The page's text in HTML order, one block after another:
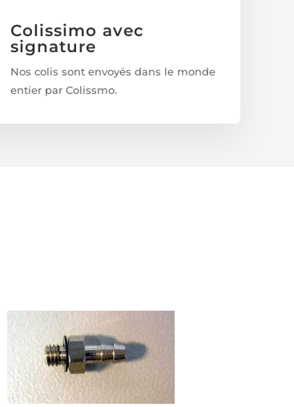
Colissimo avec
signature
Nos colis sont envoyés dans le monde
entier par Colissmo.